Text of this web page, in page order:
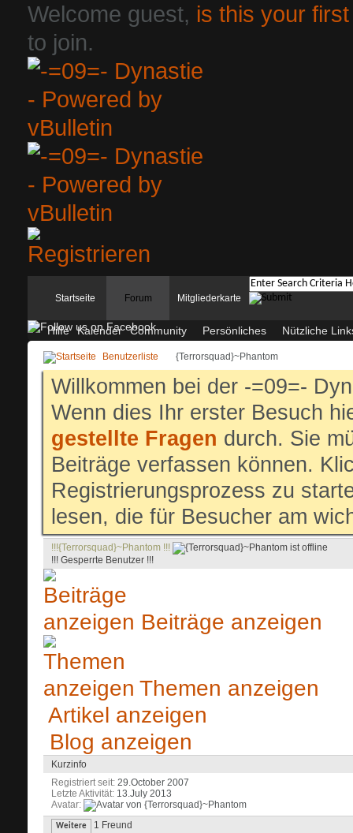
Welcome guest, is this your
to join.
Startseite Forum
Hilfe Kalender Community Persönliches Nützliche
Mitgliederkarte
Benutzerliste {Terrorsquad}~Phantom
Willkommen bei der -=09=-
Wenn dies Ihr erster Besuch
gestellte Fragen durch. Sie
Beiträge verfassen können.
Registrierungsprozess zu
lesen, die für Besucher am
!!!{Terrorsquad}~Phantom !!!
!!! Gesperrte Benutzer !!!
Beiträge anzeigen
Themen anzeigen
Artikel anzeigen
Blog anzeigen
Kurzinfo
Registriert seit 29.October 2007
Letzte Aktivität 13.July 2013
Avatar
Weitere 1 Freund